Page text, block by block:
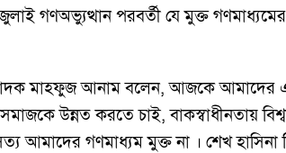
গণঅভ্যুত্থান পরবর্তী যে মুক্ত গণমাধ্যমের
মাহফুজ আনাম বলেন, আজকে আমাদের
উন্নত করতে চাই, বাকস্বাধীনতায়
আমাদের গণমাধ্যম মুক্ত না । শেখ